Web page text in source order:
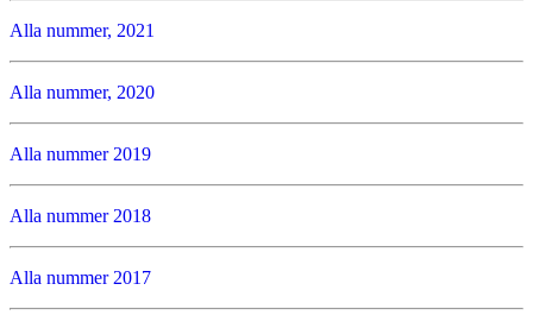
Alla nummer, 2021
Alla nummer, 2020
Alla nummer 2019
Alla nummer 2018
Alla nummer 2017